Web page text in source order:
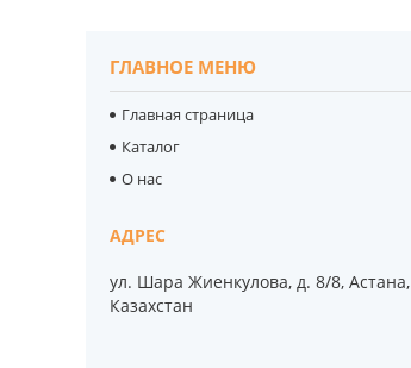
ГЛАВНОЕ МЕНЮ
Главная страница
Каталог
О нас
ул. Шара Жиенкулова, д. 8/8, Астана,
Казахстан